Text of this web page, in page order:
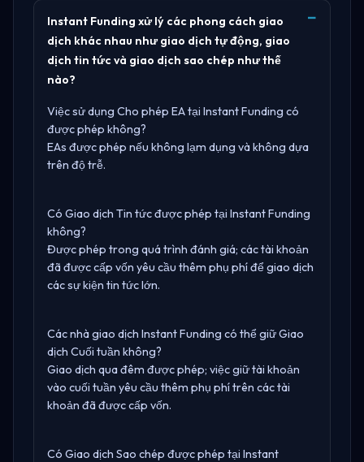
Instant Funding xử lý các phong cách giao
dịch khác nhau như giao dịch tự động, giao
dịch tin tức và giao dịch sao chép như thế
nào?
Việc sử dụng Cho phép EA tại Instant Funding có
được phép không?
EAs được phép nếu không lạm dụng và không dựa
trên độ trễ.
Có Giao dịch Tin tức được phép tại Instant Funding
không?
Được phép trong quá trình đánh giá; các tài khoản
đã được cấp vốn yêu cầu thêm phụ phí để giao dịch
các sự kiện tin tức lớn.
Các nhà giao dịch Instant Funding có thể giữ Giao
dịch Cuối tuần không?
Giao dịch qua đêm được phép; việc giữ tài khoản
vào cuối tuần yêu cầu thêm phụ phí trên các tài
khoản đã được cấp vốn.
Có Giao dịch Sao chép được phép tại Instant